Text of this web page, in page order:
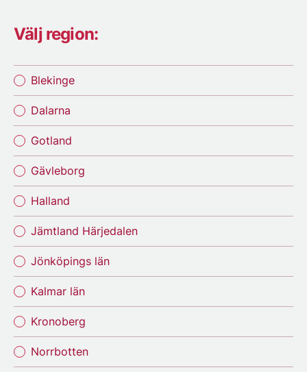
Välj region:
Blekinge
Dalarna
Gotland
Gävleborg
Halland
Jämtland Härjedalen
Jönköpings län
Kalmar län
Kronoberg
Norrbotten